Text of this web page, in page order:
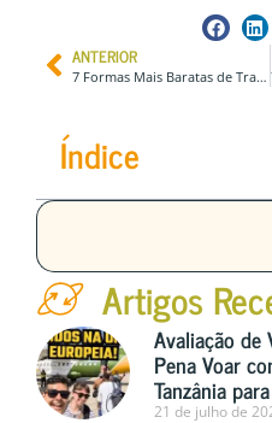
ANTERIOR
7 Formas Mais Baratas de Transferir ou Receber Dinheiro de Portugal
Índice
Artigos
Avaliação de
Pena Voar
Tanzânia
21 de julho de